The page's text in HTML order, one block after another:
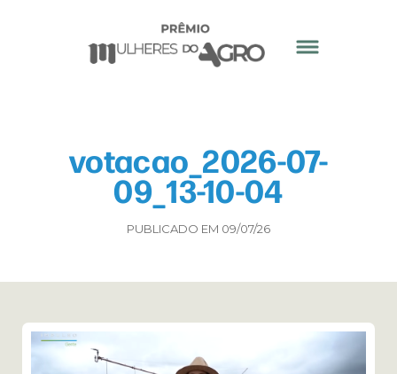
votacao_2026-07-
09_13-10-04
PUBLICADO EM 09/07/26